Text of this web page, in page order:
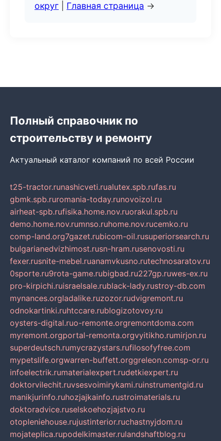
округ
Главная страница →
Полный справочник по
строительству и ремонту
Актуальный каталог компаний по всей России
t25-tractor.runashicveti.rualutex.spb.rufas.ru
gbmk.spb.ruromania-today.runovoizol.ru
airheat-spb.rufisika.home.nov.ruorakul.spb.ru
demo.home.nov.rumnso.ruhome.nov.rucemko.ru
comp-land.org7gazet.rubicom-oil.rusuperiorsearch.ru
bulgarianedvizhimost.rusn-hram.rusenovosti.ru
fexer.rusnite-mebel.ruanamvkusno.rutechnosaratov.ru
0sporte.ru9rota-game.rubigbad.ru227gp.ruwes-ex.ru
pro-kirpichi.ruisraelsale.rublack-lady.rustroy-db.com
mynances.orgladalike.ruzozor.rudvigremont.ru
odnokartinki.ruhtccare.rublogizotovoy.ru
oysters-digital.ruo-remonte.orgremontdoma.com
myremont.orgportal-remonta.orgvyitikho.rumirjon.ru
superdeutsch.rumycrazystars.rufilosofyfree.com
mypetslife.orgwarren-buffett.orggreleon.comsp-or.ru
infoelectrik.rumaterialexpert.rudetkiexpert.ru
doktorvilechit.ruvsesvoimirykami.ruinstrumentgid.ru
manikjurinfo.ruhozjajkainfo.rustroimaterials.ru
doktoradvice.ruselskoehozjajstvo.ru
otopleniehouse.rujustinterior.ruchastnyjdom.ru
mojateplica.rupodelkimaster.rulandshaftblog.ru